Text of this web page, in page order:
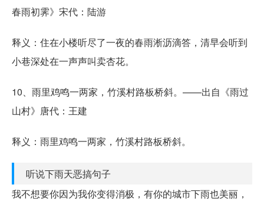
春雨初霁》宋代：陆游
释义：住在小楼听尽了一夜的春雨淅沥滴答，清早会听到
小巷深处在一声声叫卖杏花。
10、雨里鸡鸣一两家，竹溪村路板桥斜。——出自《雨过
山村》唐代：王建
释义：雨里鸡鸣一两家，竹溪村路板桥斜。
听说下雨天恶搞句子
我不想要你因为我你变得消极，有你的城市下雨也美丽，